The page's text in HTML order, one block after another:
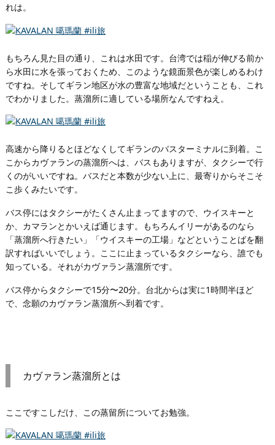
れは。
もちろん見た目の通り、これは水田です。台湾では稲が伸びる前か
ら水田に水を張っておくため、このような鏡面景色が楽しめるわけ
ですね。そしてギラン地区が水の豊富な地域だということも、これ
でわかりました。蒸溜所に適している場所なんですねえ。
高速から降りるとほどなくしてギランのバスターミナルに到着。こ
こからカヴァランの蒸溜所へは、バスもありますが、タクシーで行
くのがいいですね。バスだと本数が少ない上に、最寄りからそこそ
こ歩くみたいです。
バス停にはタクシーがたくさん止まってますので、ウイスキーと
か、カマランとかいえば通じます。もちろんイリーがあるのなら
「蒸溜所へ行きたい」「ウイスキーの工場」などということばを翻
訳すればいいでしょう。ここに止まっているタクシーなら、誰でも
知っている。それがカヴァラン蒸溜所です。
バス停からタクシーで15分〜20分。台北からは実に1時間半ほど
で、念願のカヴァラン蒸溜所へ到着です。
カヴァラン蒸溜所とは
ここですこしだけ、この蒸留所についてお勉強。